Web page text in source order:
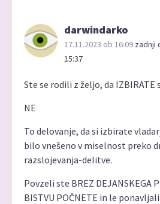
darwindarko
17.11.2023 ob 16:09 zadnji
15:37
Ste se rodili z željo, da IZBIRATE
NE
To delovanje, da si izbirate
bilo vnešeno v miselnost preko
razslojevanja-delitve.
Povzeli ste BREZ DEJANSKEGA
BISTVU POČNETE in le